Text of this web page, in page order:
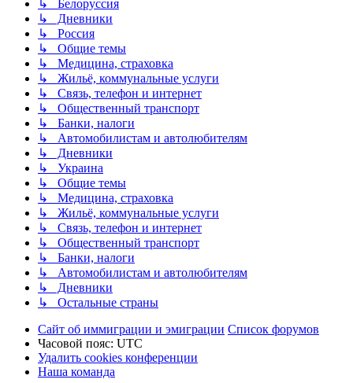
↳ Белоруссия
↳ Дневники
↳ Россия
↳ Общие темы
↳ Медицина, страховка
↳ Жильё, коммунальные услуги
↳ Связь, телефон и интернет
↳ Общественный транспорт
↳ Банки, налоги
↳ Автомобилистам и автолюбителям
↳ Дневники
↳ Украина
↳ Общие темы
↳ Медицина, страховка
↳ Жильё, коммунальные услуги
↳ Связь, телефон и интернет
↳ Общественный транспорт
↳ Банки, налоги
↳ Автомобилистам и автолюбителям
↳ Дневники
↳ Остальные страны
Сайт об иммиграции и эмиграции Список форумов
Часовой пояс: UTC
Удалить cookies конференции
Наша команда